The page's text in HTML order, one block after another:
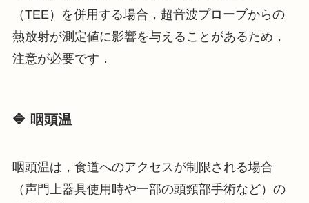
（TEE）を併用する場合，超音波プローブからの
熱放射が測定値に影響を与えることがあるため，
注意が必要です．
🔷 咽頭温
咽頭温は，食道へのアクセスが制限される場合
（声門上器具使用時や一部の頭頸部手術など）の